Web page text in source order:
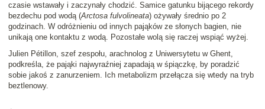
czasie wstawały i zaczynały chodzić. Samice gatunku bijącego rekordy
bezdechu pod wodą (Arctosa fulvolineata) ożywały średnio po 2
godzinach. W odróżnieniu od innych pająków ze słonych bagien, nie
unikają one kontaktu z wodą. Pozostałe wolą się raczej wspiąć wyżej.
Julien Pétillon, szef zespołu, arachnolog z Uniwersytetu w Ghent,
podkreśla, że pająki najwyraźniej zapadają w śpiączkę, by poradzić
sobie jakoś z zanurzeniem. Ich metabolizm przełącza się wtedy na tryb
beztlenowy.